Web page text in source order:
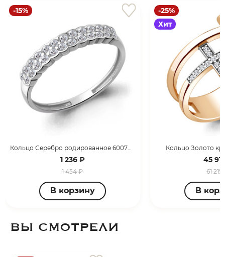
-15%
Кольцо Серебро родированное 600722А.5
1 236 ₽
1 454 ₽
В корзину
-25%
Хит
Кольцо Золото
45
61 215
В
ВЫ СМОТРЕЛИ